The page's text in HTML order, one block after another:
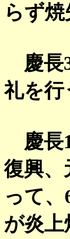
らず
慶長
礼を行
慶長
復興、
って、
が炎上